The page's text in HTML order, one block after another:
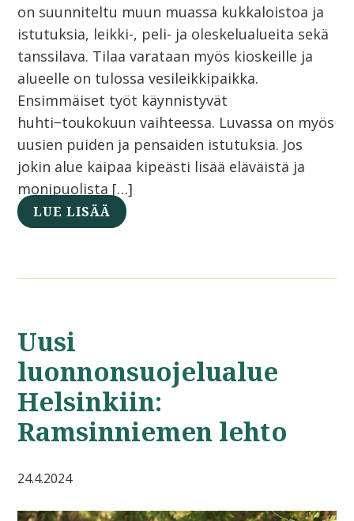
on suunniteltu muun muassa kukkaloistoa ja
istutuksia, leikki-, peli- ja oleskelualueita sekä
tanssilava. Tilaa varataan myös kioskeille ja
alueelle on tulossa vesileikkipaikka.
Ensimmäiset työt käynnistyvät
huhti−toukokuun vaihteessa. Luvassa on myös
uusien puiden ja pensaiden istutuksia. Jos
jokin alue kaipaa kipeästi lisää eläväistä ja
monipuolista […]
LUE LISÄÄ
Uusi
luonnonsuojelualue
Helsinkiin:
Ramsinniemen lehto
24.4.2024